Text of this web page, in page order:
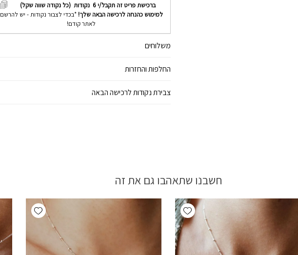
ברכישת פריט זה תקבל/י6 נקודות (כל נקודה שווה שקל)
למימוש כהנחה לרכישה הבאה שלך! *בכדי לצבור נקודות - יש להרשם
לאתר קודם!
משלוחים
החלפות והחזרות
צבירת נקודות לרכישה הבאה
חשבנו שתאהבו גם את זה
Add wishlist
Add wishlist